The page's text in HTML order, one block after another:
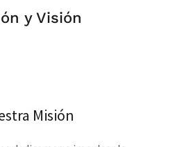
y Visión
Misión